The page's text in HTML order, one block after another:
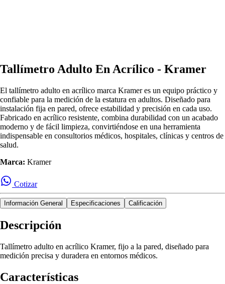
Tallímetro Adulto En Acrílico - Kramer
El tallímetro adulto en acrílico marca Kramer es un equipo práctico y
confiable para la medición de la estatura en adultos. Diseñado para
instalación fija en pared, ofrece estabilidad y precisión en cada uso.
Fabricado en acrílico resistente, combina durabilidad con un acabado
moderno y de fácil limpieza, convirtiéndose en una herramienta
indispensable en consultorios médicos, hospitales, clínicas y centros de
salud.
Marca: Kramer
Cotizar
Información General Especificaciones Calificación
Descripción
Tallímetro adulto en acrílico Kramer, fijo a la pared, diseñado para
medición precisa y duradera en entornos médicos.
Características